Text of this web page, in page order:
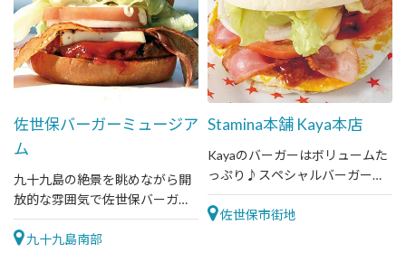
佐世保バーガーミュージア
ム
九十九島の絶景を眺めながら開
放的な雰囲気で佐世保バーガー
を楽しめるお店です。
九十九島南部
Stamina本舗 Kaya本店
Kayaのバーガーはボリュームた
っぷり♪スペシャルバーガーほ
か、ありたどりを使ったチキン
かつれつバーガーもおすすめ！
佐世保市街地